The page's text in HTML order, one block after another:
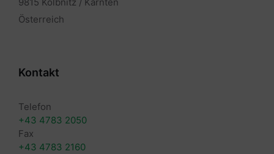
Österreich
Kontakt
Telefon
+43 4783 2050
Fax
+43 4783 2160